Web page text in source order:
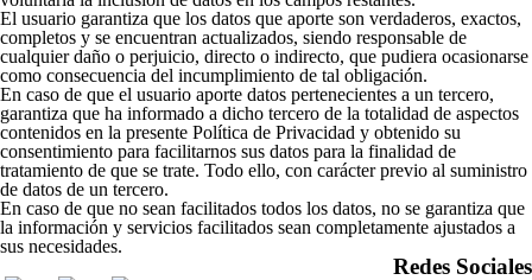
El usuario garantiza que los datos que aporte son verdaderos, exactos,
completos y se encuentran actualizados, siendo responsable de
cualquier daño o perjuicio, directo o indirecto, que pudiera ocasionarse
como consecuencia del incumplimiento de tal obligación.
En caso de que el usuario aporte datos pertenecientes a un tercero,
garantiza que ha informado a dicho tercero de la totalidad de aspectos
contenidos en la presente Política de Privacidad y obtenido su
consentimiento para facilitarnos sus datos para la finalidad de
tratamiento de que se trate. Todo ello, con carácter previo al suministro
de datos de un tercero.
En caso de que no sean facilitados todos los datos, no se garantiza que
la información y servicios facilitados sean completamente ajustados a
sus necesidades.
Redes Sociales